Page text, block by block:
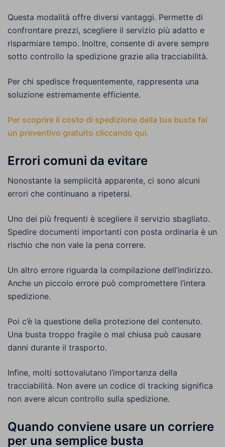
Questa modalità offre diversi vantaggi. Permette di
confrontare prezzi, scegliere il servizio più adatto e
risparmiare tempo. Inoltre, consente di avere sempre
sotto controllo la spedizione grazie alla tracciabilità.
Per chi spedisce frequentemente, rappresenta una
soluzione estremamente efficiente.
Per scoprire il costo di spedizione della tua busta fai
un preventivo gratuito cliccando qui.
Errori comuni da evitare
Nonostante la semplicità apparente, ci sono alcuni
errori che continuano a ripetersi.
Uno dei più frequenti è scegliere il servizio sbagliato.
Spedire documenti importanti con posta ordinaria è un
rischio che non vale la pena correre.
Un altro errore riguarda la compilazione dell’indirizzo.
Anche un piccolo errore può compromettere l’intera
spedizione.
Poi c’è la questione della protezione del contenuto.
Una busta troppo fragile o mal chiusa può causare
danni durante il trasporto.
Infine, molti sottovalutano l’importanza della
tracciabilità. Non avere un codice di tracking significa
non avere alcun controllo sulla spedizione.
Quando conviene usare un corriere
per una semplice busta